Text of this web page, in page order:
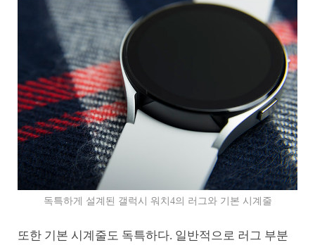
독특하게 설계된 갤럭시 워치4의 러그와 기본 시계줄
또한 기본 시계줄도 독특하다. 일반적으로 러그 부분